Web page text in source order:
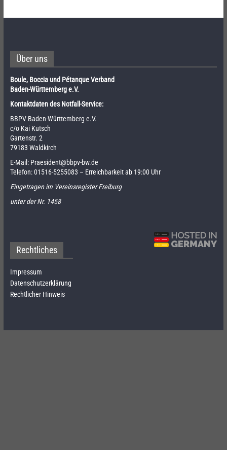
Über uns
Boule, Boccia und Pétanque Verband
Baden-Württemberg e.V.
Kontaktdaten des Notfall-Service:
BBPV Baden-Württemberg e.V.
c/o Kai Kutsch
Gartenstr. 2
79183 Waldkirch
E-Mail: Praesident@bbpv-bw.de
Telefon:01516-5255083 – Erreichbarkeit ab 19:00 Uhr
Eingetragen im Vereinsregister Freiburg
unter der Nr. 1458
Rechtliches
Impressum
Datenschutzerklärung
Rechtlicher Hinweis